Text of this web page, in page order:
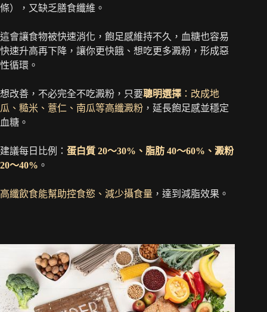
條），又缺乏膳食纖維。
這會讓食物被快速消化，飽足感維持不久，血糖也容易
快速升高再下降，讓你更快餓、想吃更多澱粉，形成惡
性循環。
想改善，不必完全不吃澱粉，只要聰明選擇 ：改成地
瓜、糙米、薏仁、南瓜等高纖澱粉 ，延長飽足感並穩定
血糖。
建議每日比例： 蛋白質 20～30%、脂肪 40～60%、澱粉
20～40% 。
高纖飲食能幫助控食慾、減少攝食量 ，達到減脂效果。